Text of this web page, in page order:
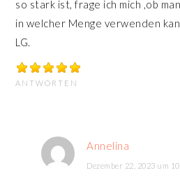
so stark ist, frage ich mich ,ob
in welcher Menge verwenden
LG.
ANTWORTEN
Annelina
Dezember 22, 2023 um